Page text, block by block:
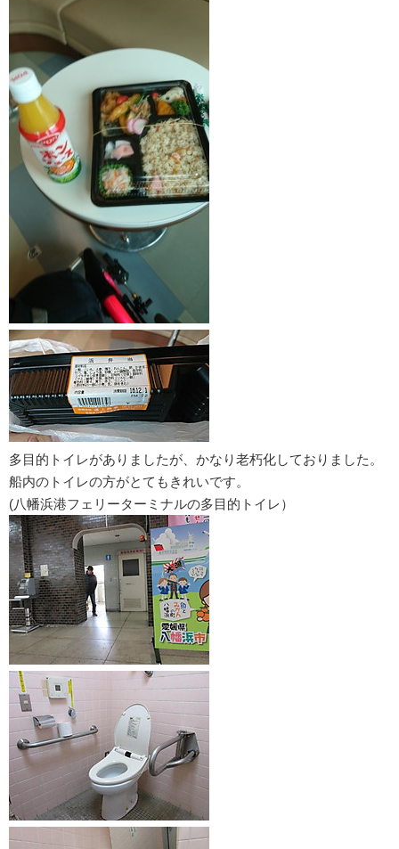
多目的トイレがありましたが、かなり老朽化しておりました。
船内のトイレの方がとてもきれいです。
(八幡浜港フェリーターミナルの多目的トイレ）